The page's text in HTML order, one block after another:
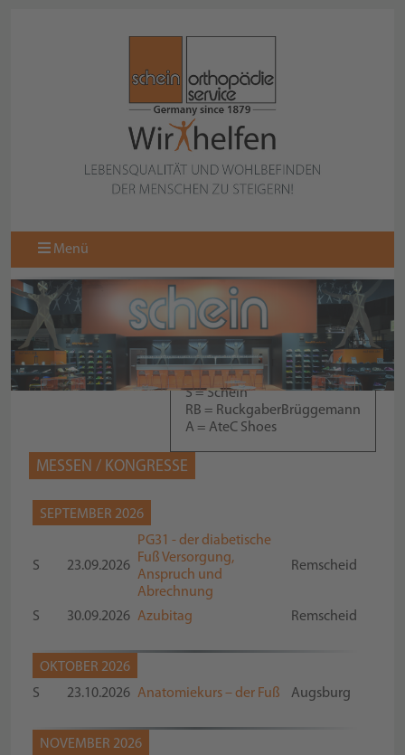
Menü
S = Schein
RB = RuckgaberBrüggemann
A = AteC Shoes
MESSEN / KONGRESSE
SEPTEMBER 2026
S 23.09.2026
PG31 - der diabetische
Fuß Versorgung,
Anspruch und
Abrechnung
Remscheid
S 30.09.2026 Azubitag Remscheid
OKTOBER 2026
S
23.10.2026 Anatomiekurs – der Fuß Augsburg
NOVEMBER 2026